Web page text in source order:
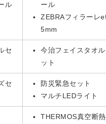
ル
ール
ZEBRAフィラーレ
5mm
セ
今治フェイスタオ
ット
セ
防災緊急セット
マルチLEDライト
THERMOS真空断